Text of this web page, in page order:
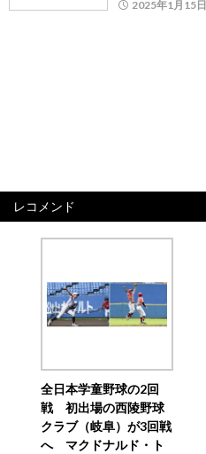
2025年1月15日
レコメンド
全日本学童野球の2回
戦 初出場の西陵野球
クラブ（岐阜）が3回戦
へ マクドナルド・ト